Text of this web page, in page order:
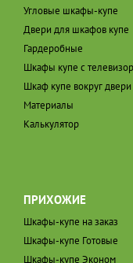
Угловые шкафы-купе
Двери для шкафов купе
Гардеробные
Шкафы купе с
Шкаф купе вокруг двери
Материалы
Калькулятор
ПРИХОЖИЕ
Шкафы-купе на заказ
Шкафы-купе Готовые
Шкафы-купе Эконом